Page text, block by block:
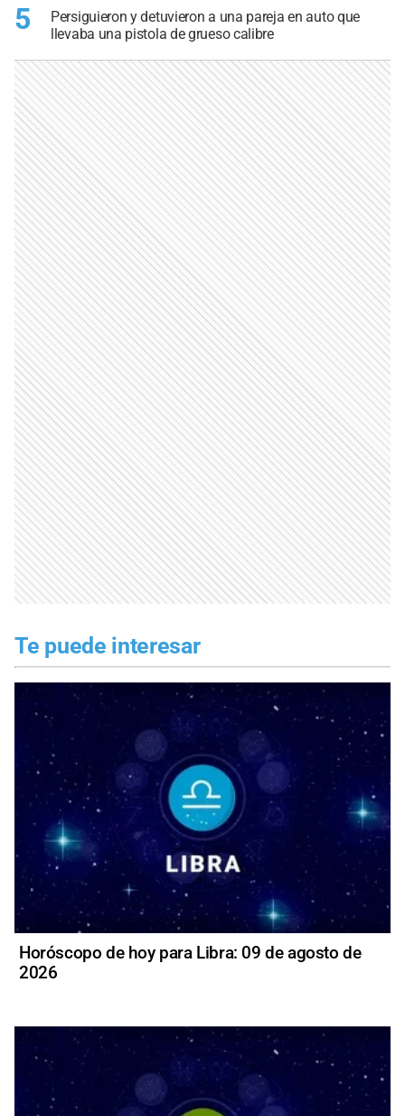
5
Persiguieron y detuvieron a una pareja en auto que
llevaba una pistola de grueso calibre
Te puede interesar
Horóscopo de hoy para Libra: 09 de agosto de
2026